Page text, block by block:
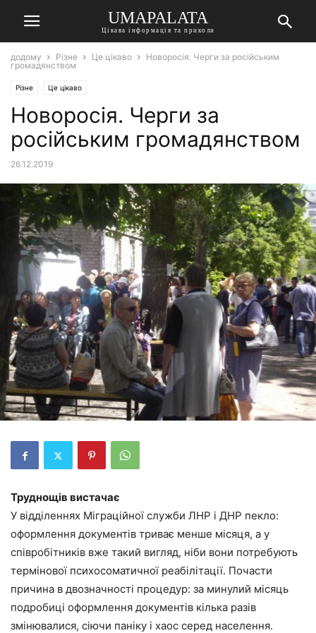
UMAPALATA
Цікава інформація та приколи
додому Різне Це цікаво
Новоросія. Черги за російським
громадянством
Різне Це цікаво
Новоросія. Черги за
російським громадянством
26.12.2019
Труднощів вистачає
У відділеннях Міграційної служби ЛНР і ДНР пекло:
оформлення документів триває менше місяця, а у
співробітників вже такий вигляд, ніби вони потребують
термінової психосоматичної реабілітації. Почасти
причина в двозначності процедур: за минулий місяць
подробиці оформлення документів кілька разів
змінювалися, сіючи паніку і хаос серед населення.